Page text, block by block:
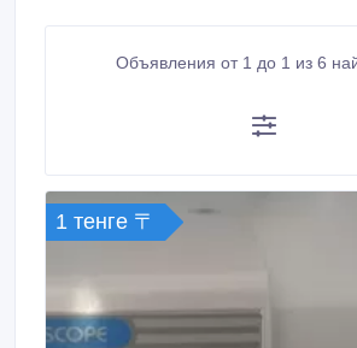
Объявления от 1 до 1 из 6
1 тенге 〒